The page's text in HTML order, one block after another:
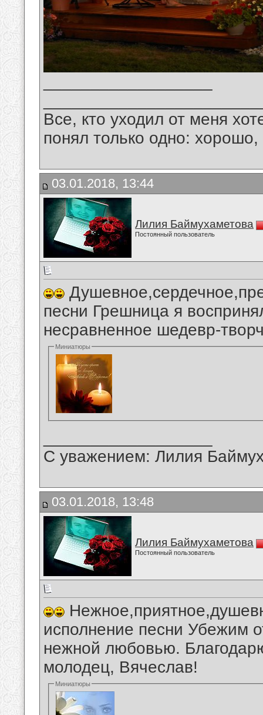
Все, кто уходил от меня
понял только одно:
03.01.2018, 13:44
Лилия Баймухаметова
Постоянный пользователь
песни Грешница я
несравненное шедевр-
Миниатюры
С уважением: Лилия
03.01.2018, 13:48
Лилия Баймухаметова
Постоянный пользователь
исполнение песни Убежим
нежной любовью.
молодец, Вячеслав!
Миниатюры